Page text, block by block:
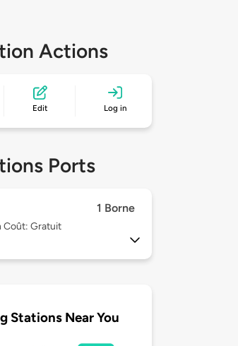
Actions
Edit Log in
Ports
1 Borne
Coût: Gratuit
Stations Near You